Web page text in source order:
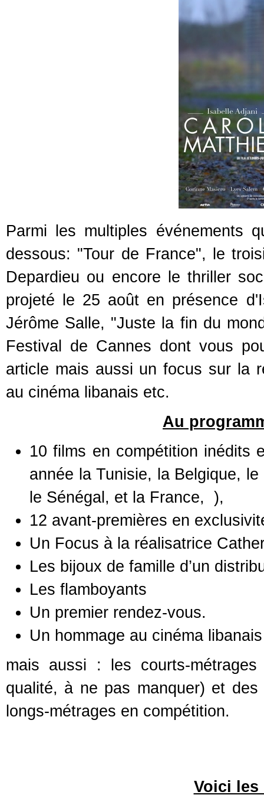
Parmi les multiples événements
dessous: "Tour de France", le
Depardieu ou encore le thriller
projeté le 25 août en présence
Jérôme Salle, "Juste la fin du
Festival de Cannes dont vous
article mais aussi un focus sur la
au cinéma libanais etc.
Au
10 films en compétition inédits
année la Tunisie, la Belgique,
le Sénégal, et la France, ),
12 avant-premières en
Un Focus à la réalisatrice
Les bijoux de famille d’un
Les flamboyants
Un premier rendez-vous.
Un hommage au cinéma libanais
mais aussi : les courts-
qualité, à ne pas manquer) et
longs-métrages en compétition.
Voici les